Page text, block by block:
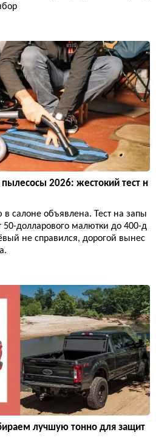
2026: жестокий тест н
салоне объявлена. Тест на запы
50-долларового малютки до 400-д
не справился, дорогой вынес
лучшую тонно для защит